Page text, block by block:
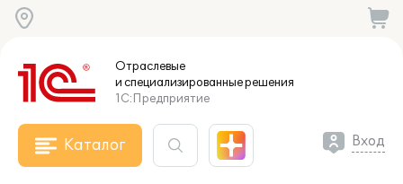
Отраслевые
и специализированныерешения
1С:Предприятие
Каталог Вход